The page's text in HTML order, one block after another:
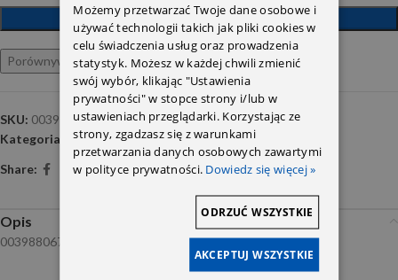
DODAJ DO KOSZYKA
Porównywarka Ulubione
SKU: 0039880678
Kategoria:
Spinki i mocowania
Share:
Opis
0039880678
Możemy przetwarzać Twoje dane osobowe i
używać technologii takich jak pliki cookies w
celu świadczenia usług oraz prowadzenia
statystyk. Możesz w każdej chwili zmienić
swój wybór, klikając "Ustawienia
prywatności" w stopce strony i/lub w
ustawieniach przeglądarki. Korzystając ze
strony, zgadzasz się z warunkami
przetwarzania danych osobowych zawartymi
w polityce prywatności. Dowiedz się więcej »
AKCEPTUJ WSZYSTKIE
ODRZUĆ WSZYSTKIE